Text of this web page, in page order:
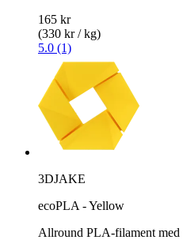
165 kr
(330 kr / kg)
5.0 (1)
3DJAKE
ecoPLA - Yellow
Allround PLA-filament med